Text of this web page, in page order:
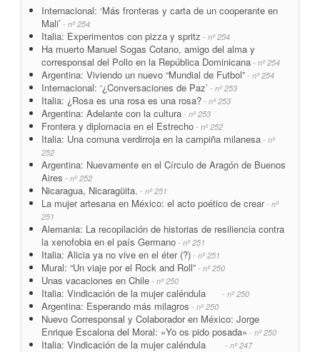
Internacional: ‘Más fronteras y carta de un cooperante en
Mali’ - nº 254
Italia: Experimentos con pizza y spritz - nº 254
Ha muerto Manuel Sogas Cotano, amigo del alma y
corresponsal del Pollo en la República Dominicana - nº 254
Argentina: Viviendo un nuevo “Mundial de Futbol” - nº 254
Internacional: ‘¿Conversaciones de Paz’ - nº 253
Italia: ¿Rosa es una rosa es una rosa? - nº 253
Argentina: Adelante con la cultura - nº 253
Frontera y diplomacia en el Estrecho - nº 252
Italia: Una comuna verdirroja en la campiña milanesa - nº
252
Argentina: Nuevamente en el Círculo de Aragón de Buenos
Aires - nº 252
Nicaragua, Nicaragüita. - nº 251
La mujer artesana en México: el acto poético de crear- nº
251
Alemania: La recopilación de historias de resiliencia contra
la xenofobia en el país Germano - nº 251
Italia: Alicia ya no vive en el éter (?) - nº 251
Mural: “Un viaje por el Rock and Roll” - nº 250
Unas vacaciones en Chile - nº 250
Italia: Vindicación de la mujer caléndula - nº 250
Argentina: Esperando más milagros - nº 250
Nuevo Corresponsal y Colaborador en México: Jorge
Enrique Escalona del Moral: «Yo os pido posada» - nº 250
Italia: Vindicación de la mujer caléndula - nº 247